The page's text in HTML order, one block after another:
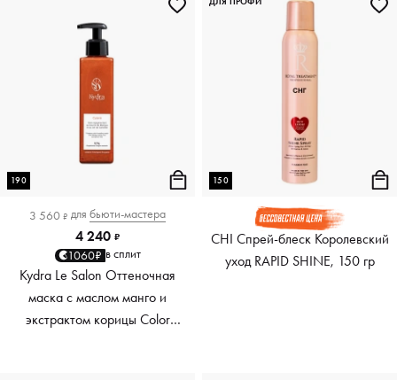
190
3 560 ₽ для бьюти-мастера
4 240 ₽
1060₽ в сплит
Kydra Le Salon Оттеночная
маска с маслом манго и
экстрактом корицы Color
150
CHI Спрей-блеск Королевский
уход RAPID SHINE, 150 гр